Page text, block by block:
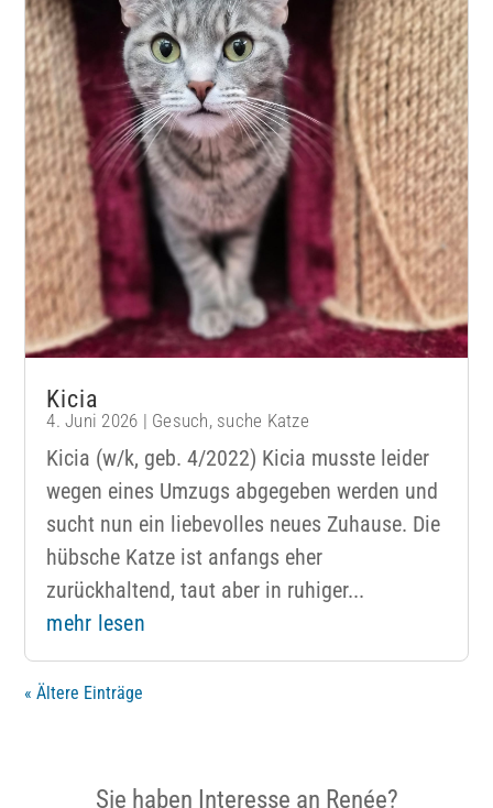
Kicia
4. Juni 2026 | Gesuch, suche Katze
Kicia (w/k, geb. 4/2022) Kicia musste leider
wegen eines Umzugs abgegeben werden und
sucht nun ein liebevolles neues Zuhause. Die
hübsche Katze ist anfangs eher
zurückhaltend, taut aber in ruhiger...
mehr lesen
« Ältere Einträge
Sie haben Interesse an Renée?